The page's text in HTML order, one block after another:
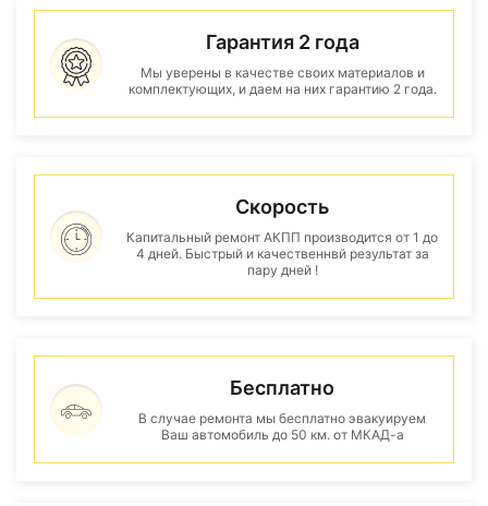
Гарантия 2 года
Мы уверены в качестве своих материалов и
комплектующих, и даем на них гарантию 2 года.
Скорость
Капитальный ремонт АКПП производится от 1 до
4 дней. Быстрый и качественнвй результат за
пару дней !
Бесплатно
В случае ремонта мы бесплатно эвакуируем
Ваш автомобиль до 50 км. от МКАД-а